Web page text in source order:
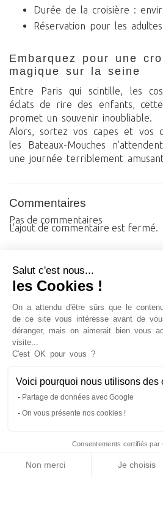
Durée de la croisière :
Réservation pour les
embarquez pour une croisière halloween
magique sur la seine
Entre Paris qui scintille, les
éclats de rire des enfants, cette
promet un souvenir inoubliable.
Alors, sortez vos capes et vos
les Bateaux-Mouches
une journée terriblement
Commentaires
Pas de commentaires
L'ajout de commentaire est fermé.
Billets promenade sur la Seine,
touristiques et bien d'autres
Bateaux-Mouches© 2017-
Support & FAQ
Salut c'est nous...
les Cookies !
On a attendu d'être sûrs que le
de ce site vous intéresse avant de
déranger, mais on aimerait bien vous
visite...
C'est OK pour vous ?
Voici pourquoi nous utilisons des
Partage de données avec Google
On vous présente nos cookies !
Consentements certifiés par
Non merci Je choisis